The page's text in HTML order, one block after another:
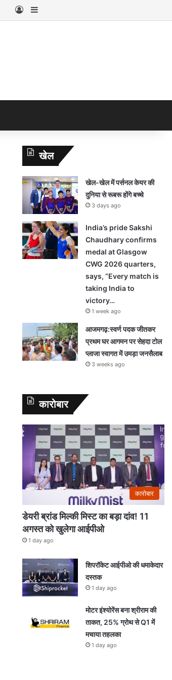
Log InSidebar
खेल
खेल-खेल में पर्सनल केयर की
दुनिया से रूबरू होंगे बच्चे
3 days ago
India’s pride Sakshi
Chaudhary confirms
medal at Glasgow
CWG 2026 quarters,
says, “Every match is
taking India to
victory…
1 week ago
आजमगढ़:स्वर्ण पदक जीतकर
प्रथम घर आगमन पर सेहदा टोल
प्लाजा स्वागत में उमड़ा जनसैलाब
3 weeks ago
कारोबार
कारोबार
डेयरी ब्रांड मिल्की मिस्ट का बड़ा दांव! 11
अगस्त को खुलेगा आईपीओ
1 day ago
शिपरॉकेट आईपीओ की धमाकेदार
दस्तक
1 day ago
मोटर इंश्योरेंस बना श्रीराम की
ताकत, 25% ग्रोथ से Q1 में
मचाया तहलका
1 day ago